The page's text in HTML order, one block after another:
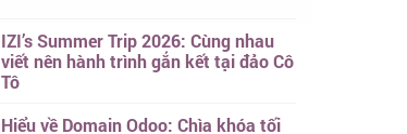
IZI’s Summer Trip 2026: Cùng nhau
viết nên hành trình gắn kết tại đảo Cô
Tô
Hiểu về Domain Odoo: Chìa khóa tối